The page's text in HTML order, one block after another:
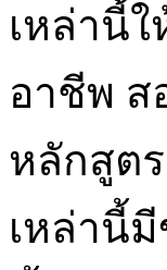
เหล่านี้
อาชีพ ส
หลักสูต
เหล่านี้